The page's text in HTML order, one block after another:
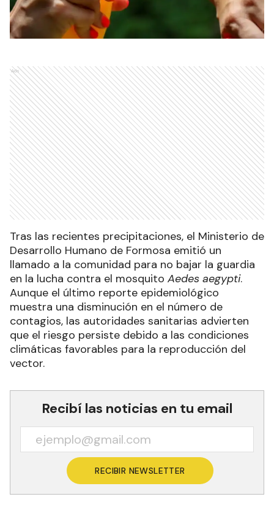
Ads
Tras las recientes precipitaciones, el Ministerio de
Desarrollo Humano de Formosa emitió un
llamado a la comunidad para no bajar la guardia
en la lucha contra el mosquito Aedes aegypti.
Aunque el último reporte epidemiológico
muestra una disminución en el número de
contagios, las autoridades sanitarias advierten
que el riesgo persiste debido a las condiciones
climáticas favorables para la reproducción del
vector.
Recibí las noticias en tu email
RECIBIR NEWSLETTER